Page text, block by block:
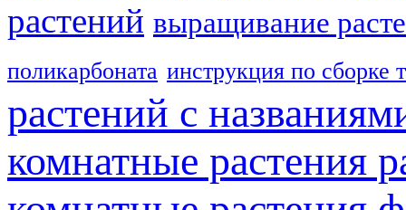
растений выращивание
поликарбоната инструкция по сборке
растений с
комнатные растения